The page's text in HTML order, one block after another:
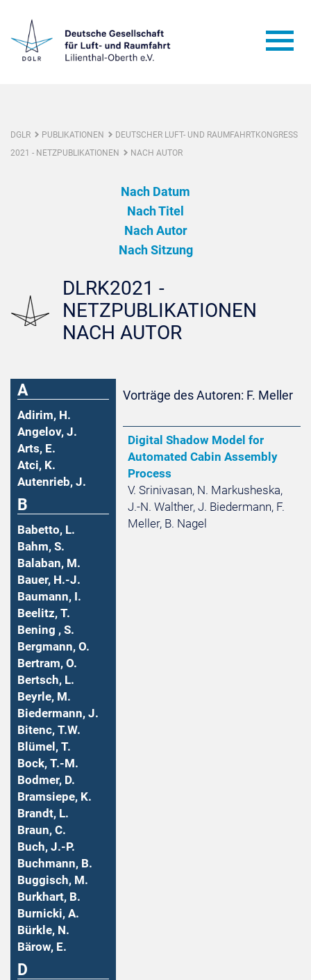
DGLR PUBLIKATIONEN
DEUTSCHER LUFT- UND RAUMFAHRTKONGRESS
2021 - NETZPUBLIKATIONEN
NACH AUTOR
Nach Datum
Nach Titel
Nach Autor
Nach Sitzung
DLRK2021 -
NETZPUBLIKATIONEN
NACH AUTOR
A
Adirim, H.
Angelov, J.
Arts, E.
Atci, K.
Autenrieb, J.
B
Babetto, L.
Bahm, S.
Balaban, M.
Bauer, H.-J.
Baumann, I.
Beelitz, T.
Bening , S.
Bergmann, O.
Bertram, O.
Bertsch, L.
Beyrle, M.
Biedermann, J.
Bitenc, T.W.
Blümel, T.
Bock, T.-M.
Bodmer, D.
Bramsiepe, K.
Brandt, L.
Braun, C.
Buch, J.-P.
Buchmann, B.
Buggisch, M.
Burkhart, B.
Burnicki, A.
Bürkle, N.
Bärow, E.
D
Vorträge des Autoren: F. Meller
Digital Shadow Model for
Automated Cabin Assembly
Process
V. Srinivasan, N. Markusheska,
J.-N. Walther, J. Biedermann, F.
Meller, B. Nagel